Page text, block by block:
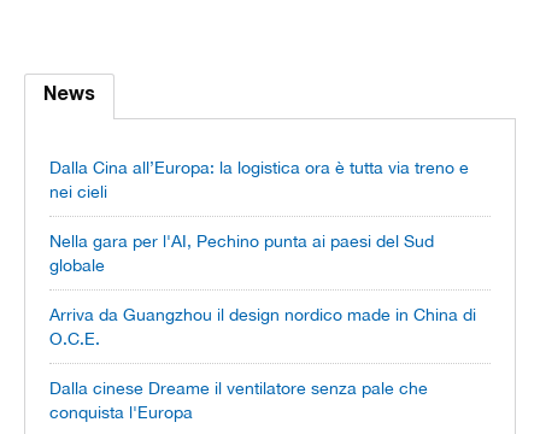
News
Dalla Cina all’Europa: la logistica ora è tutta via treno e
nei cieli
Nella gara per l'AI, Pechino punta ai paesi del Sud
globale
Arriva da Guangzhou il design nordico made in China di
O.C.E.
Dalla cinese Dreame il ventilatore senza pale che
conquista l'Europa